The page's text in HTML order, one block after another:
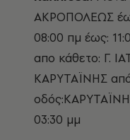
ΑΚΡΟΠΟΛΕΩΣ
08:00 πμ έως:
απο κάθετο: Γ.
ΚΑΡΥΤΑΪΝΗΣ
03:30 μμ